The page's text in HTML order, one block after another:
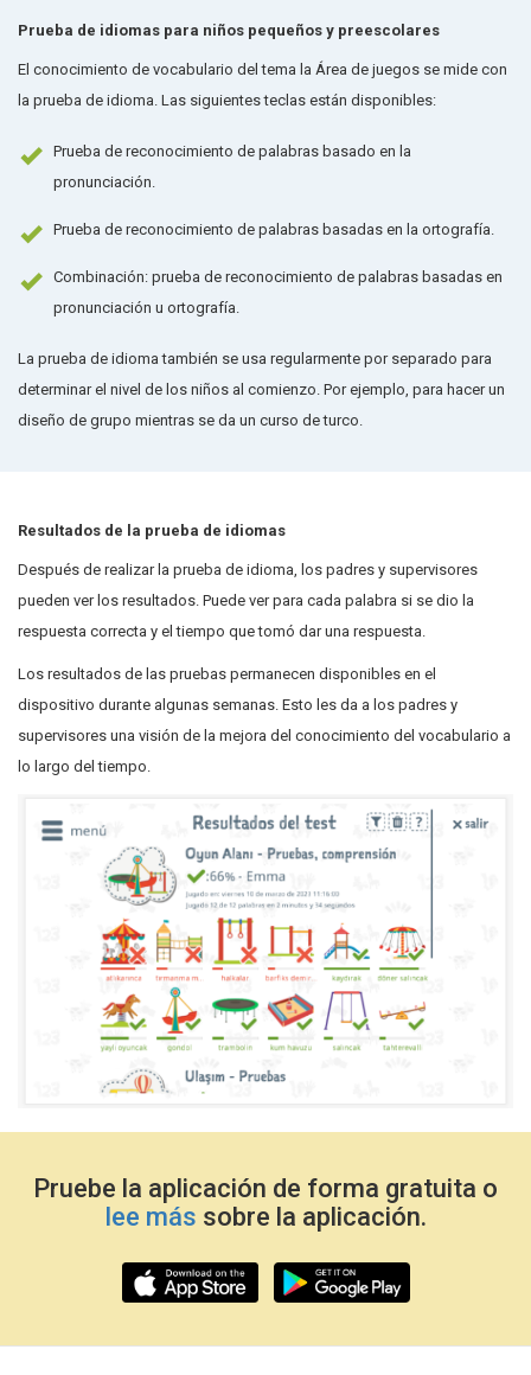
Prueba de idiomas para niños pequeños y preescolares
El conocimiento de vocabulario del tema la Área de juegos se mide con
la prueba de idioma. Las siguientes teclas están disponibles:
Prueba de reconocimiento de palabras basado en la
pronunciación.
Prueba de reconocimiento de palabras basadas en la ortografía.
Combinación: prueba de reconocimiento de palabras basadas en
pronunciación u ortografía.
La prueba de idioma también se usa regularmente por separado para
determinar el nivel de los niños al comienzo. Por ejemplo, para hacer un
diseño de grupo mientras se da un curso de turco.
Resultados de la prueba de idiomas
Después de realizar la prueba de idioma, los padres y supervisores
pueden ver los resultados. Puede ver para cada palabra si se dio la
respuesta correcta y el tiempo que tomó dar una respuesta.
Los resultados de las pruebas permanecen disponibles en el
dispositivo durante algunas semanas. Esto les da a los padres y
supervisores una visión de la mejora del conocimiento del vocabulario a
lo largo del tiempo.
Pruebe la aplicación de forma gratuita o
lee más sobre la aplicación.